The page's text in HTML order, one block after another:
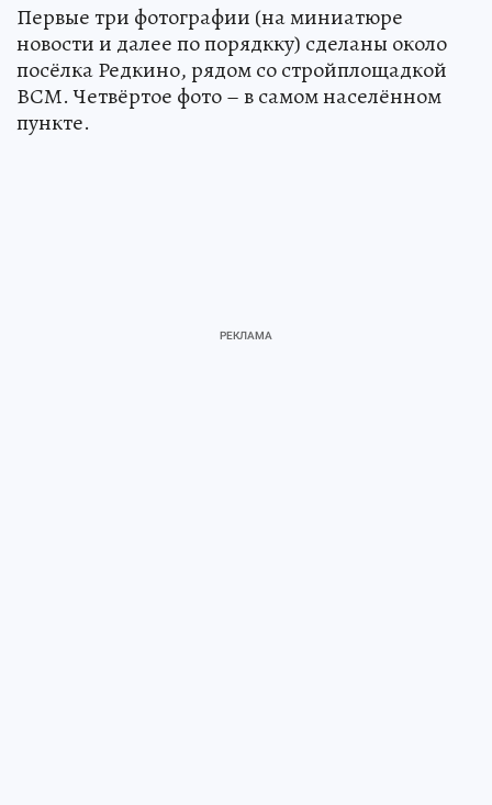
Первые три фотографии (на миниатюре
новости и далее по порядкку) сделаны около
посёлка Редкино, рядом со стройплощадкой
ВСМ. Четвёртое фото – в самом населённом
пункте.